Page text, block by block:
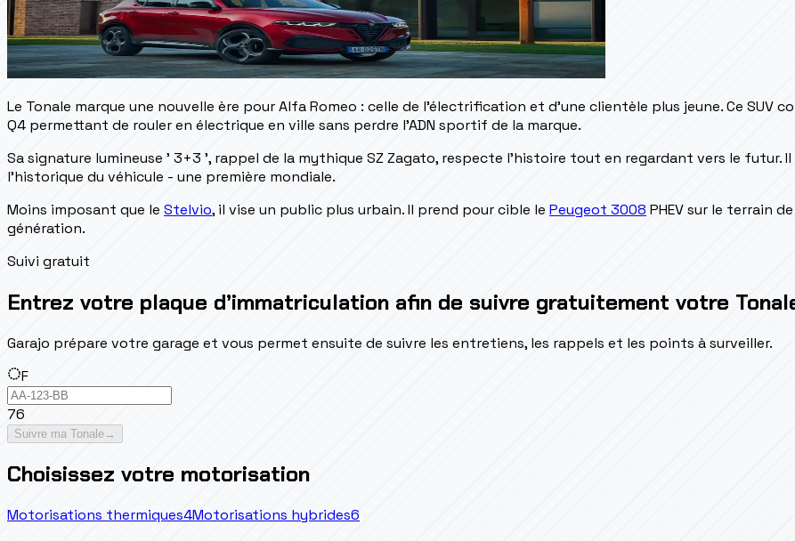
Le Tonale marque une nouvelle ère pour Alfa Romeo : celle de l'électrification et d'une clientèle plus jeune. Ce
Q4 permettant de rouler en électrique en ville sans perdre l'ADN sportif de la marque.
Sa signature lumineuse ' 3+3 ', rappel de la mythique SZ Zagato, respecte l'histoire tout en regardant vers le futur.
l'historique du véhicule - une première mondiale.
Moins imposant que le Stelvio, il vise un public plus urbain. Il prend pour cible le Peugeot 3008 PHEV sur le terrain
génération.
Suivi gratuit
Entrez votre plaque d’immatriculation afin de suivre gratuitement votre
Garajo prépare votre garage et vous permet ensuite de suivre les entretiens, les rappels et les points à surveiller.
F
76
Suivre ma Tonale →
Choisissez votre motorisation
Motorisations thermiques4Motorisations hybrides6